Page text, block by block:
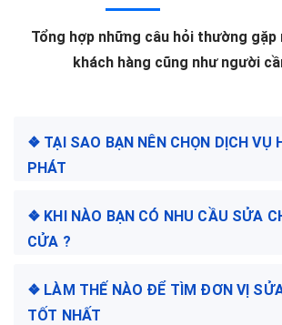
Tổng hợp những câu hỏi thường gặp
khách hàng cũng như người
❖ TẠI SAO BẠN NÊN CHỌN DỊCH VỤ
PHÁT
❖ KHI NÀO BẠN CÓ NHU CẦU SỬA
CỬA ?
❖ LÀM THẾ NÀO ĐỂ TÌM ĐƠN VỊ
TỐT NHẤT